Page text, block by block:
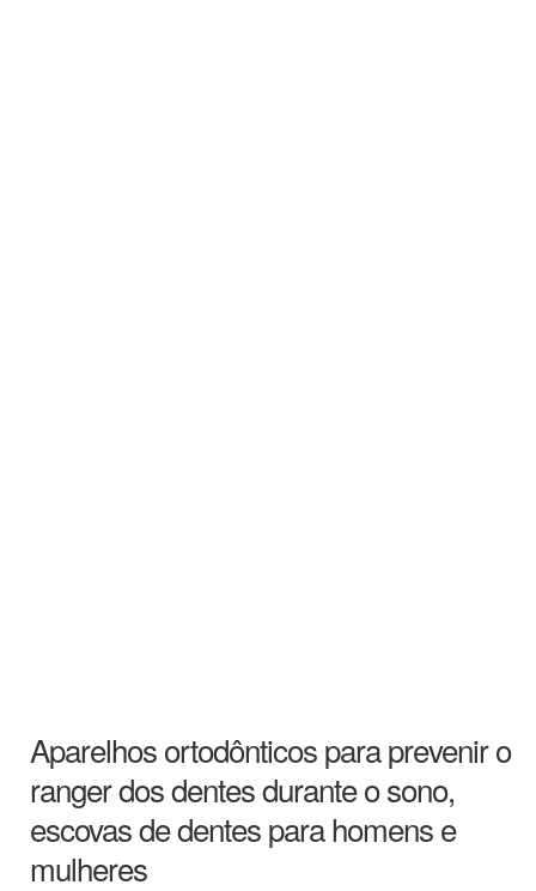
Aparelhos ortodônticos para prevenir o
ranger dos dentes durante o sono,
escovas de dentes para homens e
mulheres